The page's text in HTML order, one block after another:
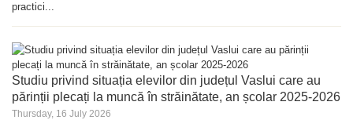
practici...
Studiu privind situația elevilor din județul Vaslui care au
părinții plecați la muncă în străinătate, an școlar 2025-2026
Thursday, 16 July 2026